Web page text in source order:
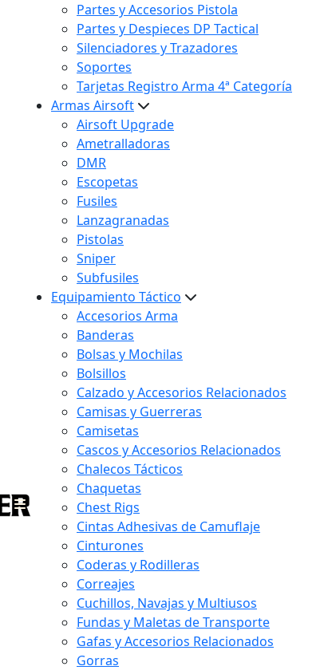
Partes y Accesorios Pistola
Partes y Despieces DP Tactical
Silenciadores y Trazadores
Soportes
Tarjetas Registro Arma 4ª Categoría
Armas Airsoft
Airsoft Upgrade
Ametralladoras
DMR
Escopetas
Fusiles
Lanzagranadas
Pistolas
Sniper
Subfusiles
Equipamiento Táctico
Accesorios Arma
Banderas
Bolsas y Mochilas
Bolsillos
Calzado y Accesorios Relacionados
Camisas y Guerreras
Camisetas
Cascos y Accesorios Relacionados
Chalecos Tácticos
Chaquetas
Chest Rigs
Cintas Adhesivas de Camuflaje
Cinturones
Coderas y Rodilleras
Correajes
Cuchillos, Navajas y Multiusos
Fundas y Maletas de Transporte
Gafas y Accesorios Relacionados
Gorras